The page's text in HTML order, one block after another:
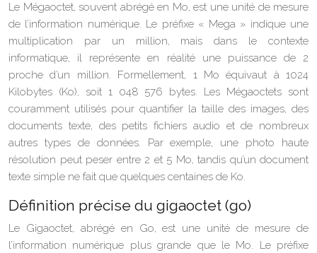
Le Mégaoctet, souvent abrégé en Mo, est une unité de mesure
de l’information numérique. Le préfixe « Mega » indique une
multiplication par un million, mais dans le contexte
informatique, il représente en réalité une puissance de 2
proche d’un million. Formellement, 1 Mo équivaut à 1024
Kilobytes (Ko), soit 1 048 576 bytes. Les Mégaoctets sont
couramment utilisés pour quantifier la taille des images, des
documents texte, des petits fichiers audio et de nombreux
autres types de données. Par exemple, une photo haute
résolution peut peser entre 2 et 5 Mo, tandis qu’un document
texte simple ne fait que quelques centaines de Ko.
Définition précise du gigaoctet (go)
Le Gigaoctet, abrégé en Go, est une unité de mesure de
l’information numérique plus grande que le Mo. Le préfixe